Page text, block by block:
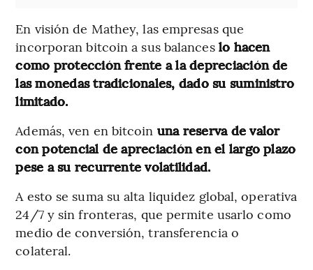
En visión de Mathey, las empresas que
incorporan bitcoin a sus balances lo hacen
como protección frente a la depreciación de
las monedas tradicionales, dado su suministro
limitado.
Además, ven en bitcoin una reserva de valor
con potencial de apreciación en el largo plazo
pese a su recurrente volatilidad.
A esto se suma su alta liquidez global, operativa
24/7 y sin fronteras, que permite usarlo como
medio de conversión, transferencia o
colateral.